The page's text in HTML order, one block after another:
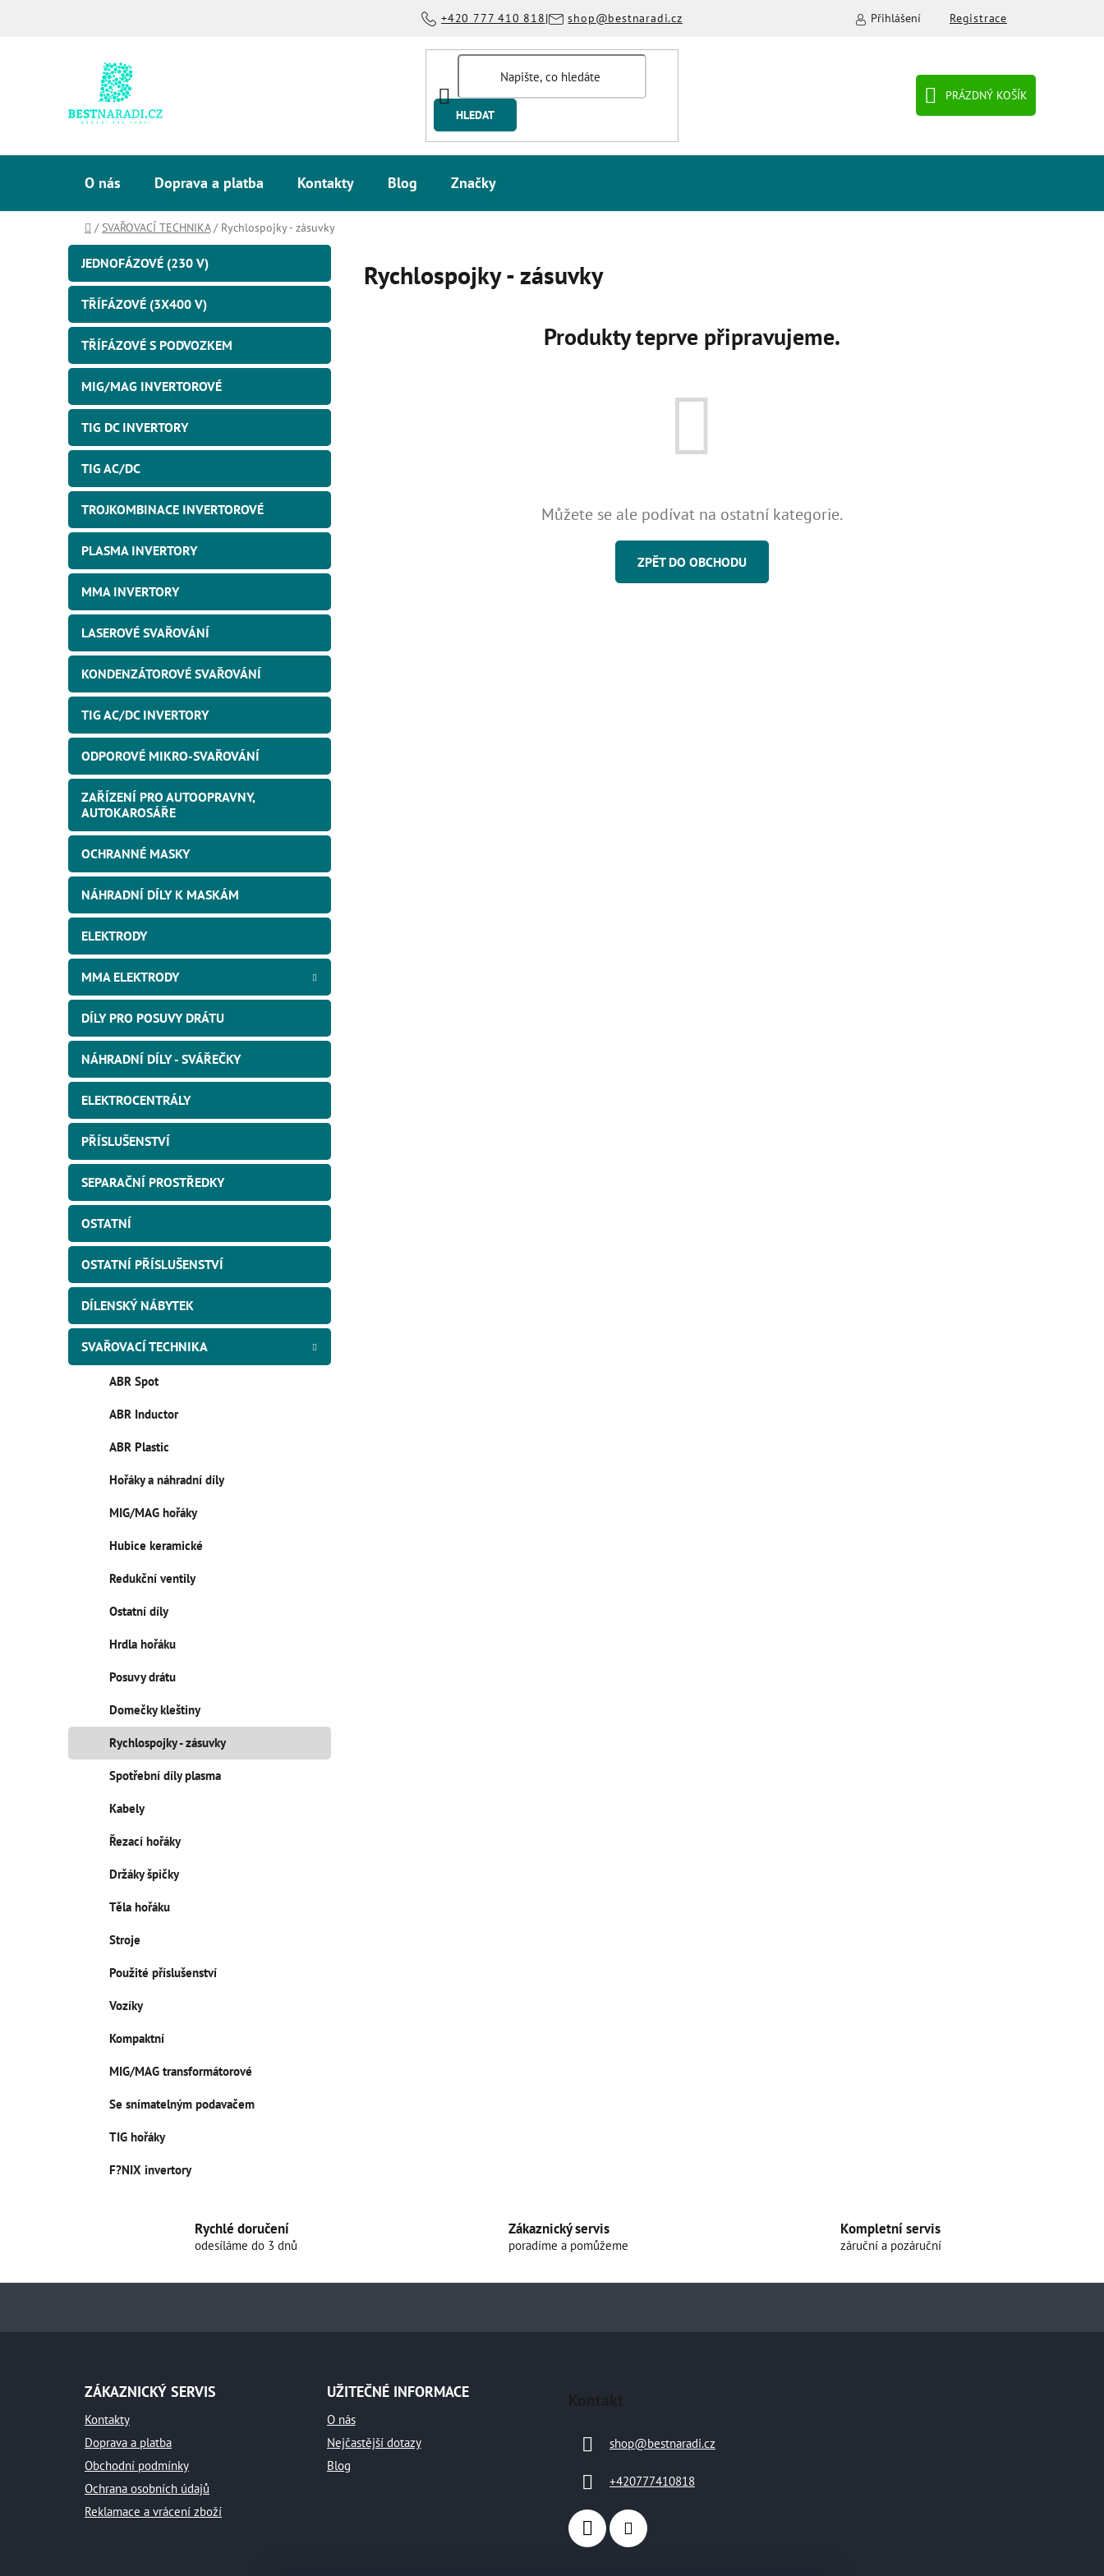
Přihlášení Registrace
+420 777 410 818| shop@bestnaradi.cz
HLEDAT NÁKUPNÍ
KOŠÍK
PRÁZDNÝ KOŠÍK
O nás Doprava a platba Kontakty Blog Značky
Domů
/ SVAŘOVACÍ TECHNIKA / Rychlospojky - zásuvky
P
o
t
r
a
n
í
p
a
n
l
Přeskočit
kategorie
K
t
g
r
e
JEDNOFÁZOVÉ (230 V)
TŘÍFÁZOVÉ (3X400 V)
TŘÍFÁZOVÉ S PODVOZKEM
MIG/MAG INVERTOROVÉ
TIG DC INVERTORY
TIG AC/DC
TROJKOMBINACE INVERTOROVÉ
PLASMA INVERTORY
MMA INVERTORY
LASEROVÉ SVAŘOVÁNÍ
KONDENZÁTOROVÉ SVAŘOVÁNÍ
TIG AC/DC INVERTORY
ODPOROVÉ MIKRO-SVAŘOVÁNÍ
ZAŘÍZENÍ PRO AUTOOPRAVNY,
AUTOKAROSÁŘE
OCHRANNÉ MASKY
NÁHRADNÍ DÍLY K MASKÁM
ELEKTRODY
MMA ELEKTRODY
DÍLY PRO POSUVY DRÁTU
NÁHRADNÍ DÍLY - SVÁŘEČKY
ELEKTROCENTRÁLY
PŘÍSLUŠENSTVÍ
SEPARAČNÍ PROSTŘEDKY
OSTATNÍ
OSTATNÍ PŘÍSLUŠENSTVÍ
DÍLENSKÝ NÁBYTEK
SVAŘOVACÍ TECHNIKA
ABR Spot
ABR Inductor
ABR Plastic
Hořáky a náhradní díly
MIG/MAG hořáky
Hubice keramické
Redukční ventily
Ostatní díly
Hrdla hořáku
Posuvy drátu
Domečky kleštiny
Rychlospojky - zásuvky
Spotřební díly plasma
Kabely
Řezací hořáky
Držáky špičky
Těla hořáku
Stroje
Použité příslušenství
Vozíky
Kompaktní
MIG/MAG transformátorové
Se snímatelným podavačem
TIG hořáky
F?NIX invertory
Rychlospojky - zásuvky
Produkty teprve připravujeme.
Můžete se ale podívat na ostatní kategorie.
ZPĚT DO OBCHODU
Rychlé doručení
odesíláme do 3 dnů
Zákaznický servis
poradíme a pomůžeme
Kompletní servis
záruční a pozáruční
ZÁKAZNICKÝ SERVIS
Kontakty
Doprava a platba
Obchodní podmínky
Ochrana osobních údajů
Reklamace a vrácení zboží
UŽITEČNÉ INFORMACE
O nás
Nejčastější dotazy
Blog
Kontakt
shop@bestnaradi.cz
+420777410818